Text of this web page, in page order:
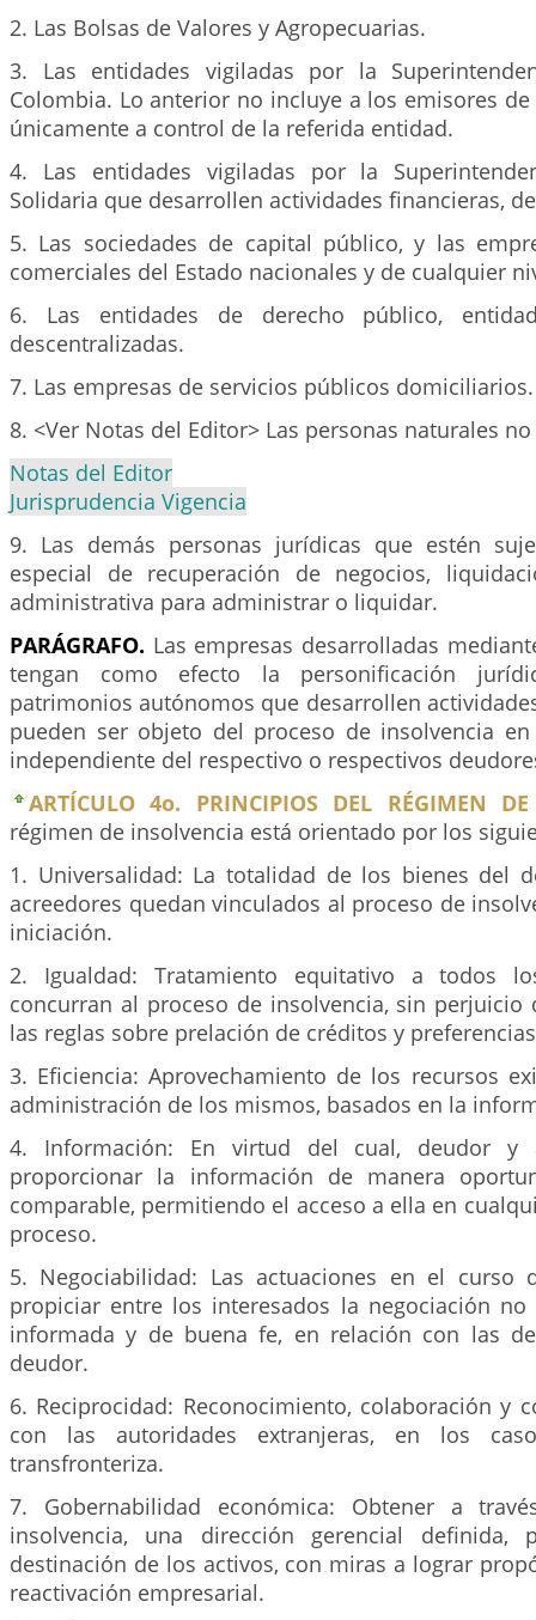
2. Las Bolsas de Valores y Agropecuarias.
3. Las entidades vigiladas por la
Colombia. Lo anterior no incluye a los emisores
únicamente a control de la referida entidad.
4. Las entidades vigiladas por la
Solidaria que desarrollen actividades financieras,
5. Las sociedades de capital público, y las
comerciales del Estado nacionales y de cualquier
6. Las entidades de derecho público,
descentralizadas.
7. Las empresas de servicios públicos domiciliarios.
8. <Ver Notas del Editor> Las personas naturales
Notas del Editor
Jurisprudencia Vigencia
9. Las demás personas jurídicas que estén
especial de recuperación de negocios,
administrativa para administrar o liquidar.
PARÁGRAFO. Las empresas desarrolladas
tengan como efecto la personificación
patrimonios autónomos que desarrollen
pueden ser objeto del proceso de insolvencia
independiente del respectivo o respectivos
ARTÍCULO 4o. PRINCIPIOS DEL RÉGIMEN DE
régimen de insolvencia está orientado por los
1. Universalidad: La totalidad de los bienes del
acreedores quedan vinculados al proceso de
iniciación.
2. Igualdad: Tratamiento equitativo a todos
concurran al proceso de insolvencia, sin perjuicio
las reglas sobre prelación de créditos y
3. Eficiencia: Aprovechamiento de los recursos
administración de los mismos, basados en la
4. Información: En virtud del cual, deudor y
proporcionar la información de manera
comparable, permitiendo el acceso a ella en
proceso.
5. Negociabilidad: Las actuaciones en el curso
propiciar entre los interesados la negociación no
informada y de buena fe, en relación con las
deudor.
6. Reciprocidad: Reconocimiento, colaboración y
con las autoridades extranjeras, en los
transfronteriza.
7. Gobernabilidad económica: Obtener a
insolvencia, una dirección gerencial
destinación de los activos, con miras a lograr
reactivación empresarial.